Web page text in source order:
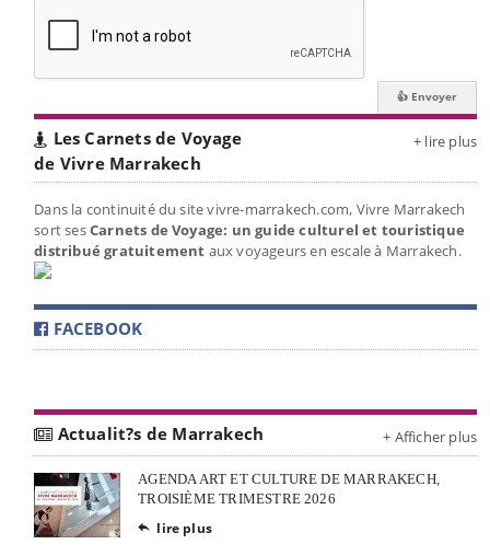
Les Carnets de Voyage
de Vivre Marrakech
+ lire plus
Dans la continuité du site vivre-marrakech.com, Vivre Marrakech
sort sesCarnets de Voyage: un guide culturel et touristique
distribué gratuitement aux voyageurs en escale à Marrakech.
FACEBOOK
Actualit?s de Marrakech + Afficher plus
AGENDA ART ET CULTURE DE MARRAKECH,
TROISIÈME TRIMESTRE 2026
 lire plus